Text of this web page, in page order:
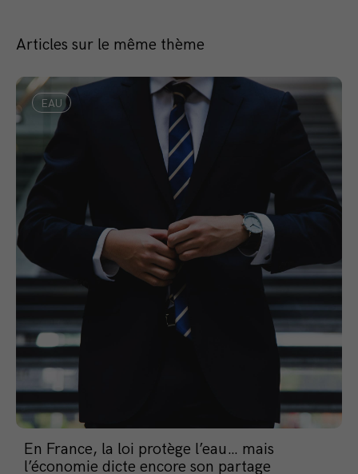
Articles sur le même thème
EAU
En France, la loi protège l’eau… mais
l’économie dicte encore son partage